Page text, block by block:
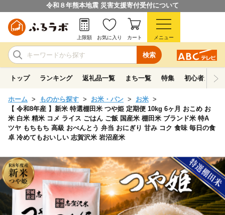
令和８年熊本地震 災害支援寄付受付について
検索
上限額 お気に入り カート メニュー
トップ ランキング 返礼品一覧 まち一覧 特集 初心者ガイド
ホーム ものから探す お米・パン
お米
【 令和8年産 】新米 特選棚田米 つや姫 定期便 10kg 6ヶ月 おこめ お
米 白米 精米 コメ ライス ごはん ご飯 国産米 棚田米 ブランド米 特A
ツヤ もちもち 高級 おべんとう 弁当 おにぎり 甘み コク 食味 毎日の食
卓 冷めてもおいしい 志賀沢米 岩沼産米